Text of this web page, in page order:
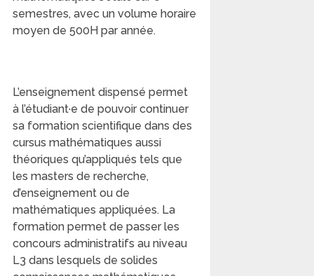
semestres, avec un volume horaire
moyen de 500H par année.
L’enseignement dispensé permet
à l’étudiant·e de pouvoir continuer
sa formation scientifique dans des
cursus mathématiques aussi
théoriques qu’appliqués tels que
les masters de recherche,
d’enseignement ou de
mathématiques appliquées. La
formation permet de passer les
concours administratifs au niveau
L3 dans lesquels de solides